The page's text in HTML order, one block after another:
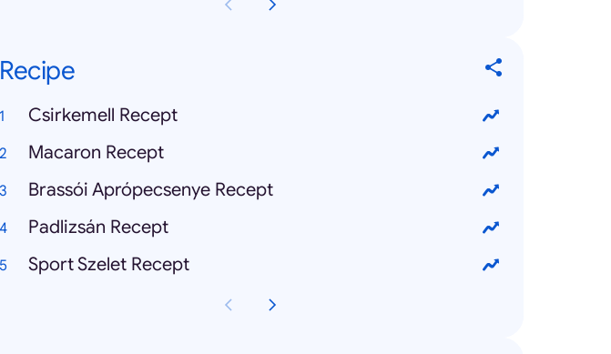
Recipe
Csirkemell Recept
Macaron Recept
Brassói Aprópecsenye Recept
Padlizsán Recept
Sport Szelet Recept